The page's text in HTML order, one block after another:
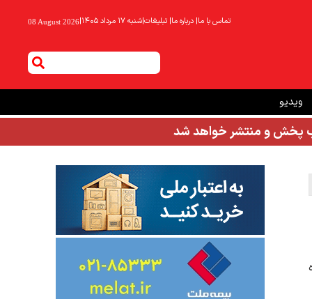
تماس با ما| درباره ما| تبلیغات|شنبه ۱۷ مرداد ۱۴۰۵ |
08 August 2026
ویدیو
پخش و منتشر خواهد شد